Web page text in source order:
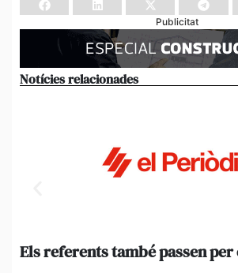
Publicitat
Notícies relacionades
Els referents també passen per